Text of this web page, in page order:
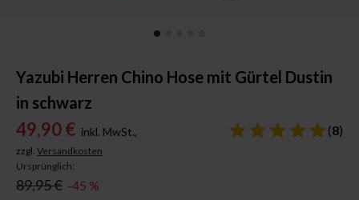
Yazubi Herren Chino Hose mit Gürtel Dustin
in schwarz
49,90 € inkl. MwSt.,
zzgl. Versandkosten
Ursprünglich:
89,95 € -45 %
(8)